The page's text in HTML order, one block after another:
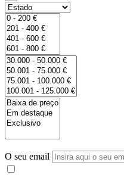
O seu email